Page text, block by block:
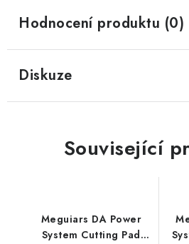
Hodnocení produktu (0)
Diskuze
Související
Meguiars DA Power
System Cutting Pad